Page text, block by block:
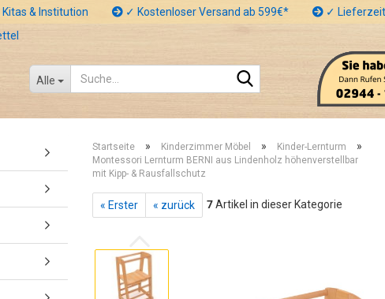
& Institution ✓ Kostenloser Versand ab 599€* ✓
Alle
Startseite » Kinderzimmer Möbel » Kinder-Lernturm »
Montessori Lernturm BERNI aus Lindenholz höhenverstellbar
mit Kipp- & Rausfallschutz
« Erster « zurück 7Artikel in dieser Kategorie